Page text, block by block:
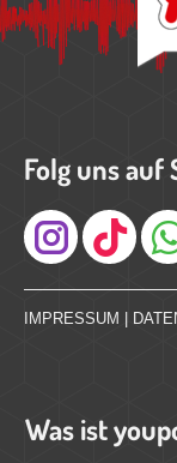
Folg uns auf
IMPRESSUM
Was ist